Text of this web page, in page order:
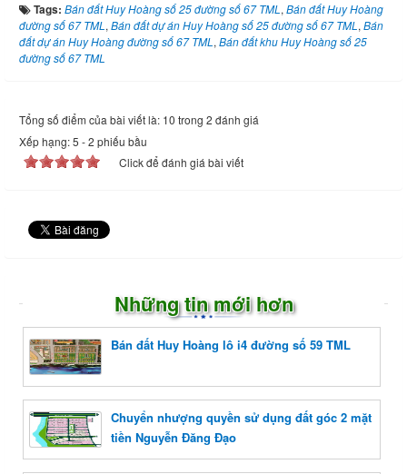
Tags: Bán đất Huy Hoàng số 25 đường số 67 TML , Bán đất Huy Hoàng
đường số 67 TML , Bán đất dự án Huy Hoàng số 25 đường số 67 TML , Bán
đất dự án Huy Hoàng đường số 67 TML , Bán đất khu Huy Hoàng số 25
đường số 67 TML
Tổng số điểm của bài viết là: 10 trong 2 đánh giá
Xếp hạng:5 -2 phiếu bầu
Click để đánh giá bài viết
Những tin mới hơn
Bán đất Huy Hoàng lô i4 đường số 59 TML
Chuyển nhượng quyền sử dụng đất góc 2 mặt
tiền Nguyễn Đăng Đạo